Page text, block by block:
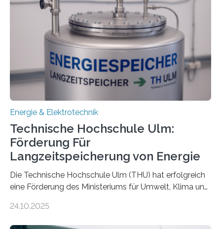
Energie & Elektrotechnik
Technische Hochschule Ulm:
Förderung Für
Langzeitspeicherung von Energie
Die Technische Hochschule Ulm (THU) hat erfolgreich
eine Förderung des Ministeriums für Umwelt, Klima und
Forschungsprojekt „LAGER – Langzeitspeicherung in
24.10.2025